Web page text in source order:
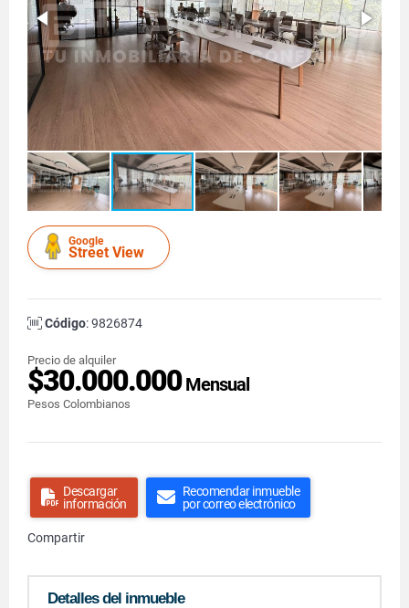
Google
Street View
Código: 9826874
Precio de alquiler
$30.000.000Mensual
Pesos Colombianos
Descargar
información
Recomendar inmueble
por correo electrónico
Compartir
Detalles del inmueble